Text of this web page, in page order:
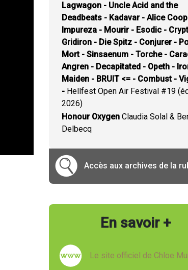
Lagwagon - Uncle Acid and the
Deadbeats - Kadavar - Alice
Impureza - Mourir - Esodic -
Gridiron - Die Spitz - Conjurer -
Mort - Sinsaenum - Torche -
Angren - Decapitated - Opeth -
Maiden - BRUIT <= - Combust -
- Hellfest Open Air Festival #19
2026)
Honour Oxygen Claudia Solal &
Delbecq
Accès aux archives de la
En savoir +
Le site officiel de Chloe